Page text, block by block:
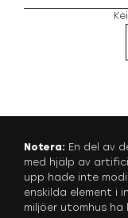
Notera: En del av
med hjälp av
upp hade inte
enskilda element i
miljöer utomhus